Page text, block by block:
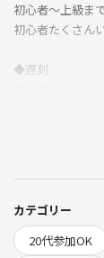
初心者～上級ま
初心者たくさん
◆遅刻
・ラケット (
◆現地集金 (別途)
ラケット 500円
月の初回 +1000
カテゴリー
20代参加OK